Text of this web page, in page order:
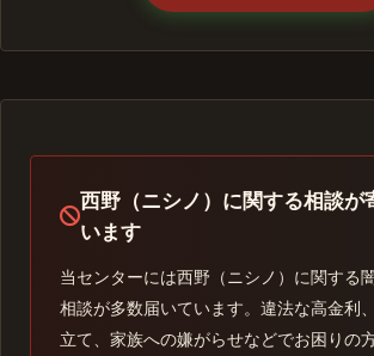
西野（ニシノ）に関する相談が
います
当センターには西野（ニシノ）に関する
相談が多数届いています。違法な高金利
立て、家族への嫌がらせなどでお困りの